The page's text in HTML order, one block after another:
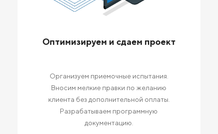
Оптимизируем и сдаем проект
Организуем приемочные испытания.
Вносим мелкие правки по желанию
клиента без дополнительной оплаты.
Разрабатываем программную
документацию.